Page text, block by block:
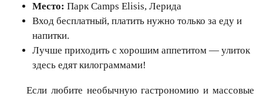
Место: Парк Camps Elisis, Лерида
Вход бесплатный, платить нужно только за еду и
напитки.
Лучше приходить с хорошим аппетитом — улиток
здесь едят килограммами!
Если любите необычную гастрономию и массовые